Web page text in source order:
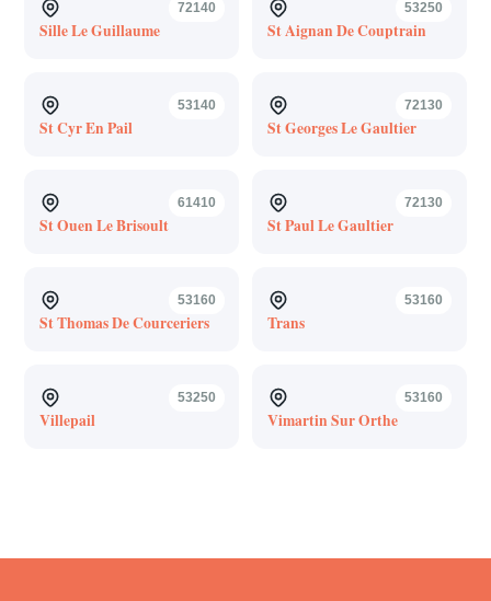
72140
Sille Le Guillaume
53250
St Aignan De Couptrain
53140
St Cyr En Pail
72130
St Georges Le Gaultier
61410
St Ouen Le Brisoult
72130
St Paul Le Gaultier
53160
St Thomas De Courceriers
53160
Trans
53250
Villepail
53160
Vimartin Sur Orthe